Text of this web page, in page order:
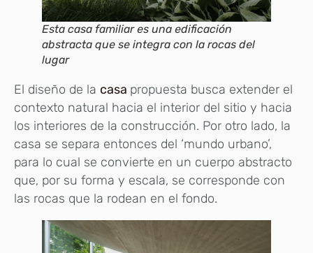
Esta casa familiar es una edificación
abstracta que se integra con la rocas del
lugar
El diseño de la casa propuesta busca extender el
contexto natural hacia el interior del sitio y hacia
los interiores de la construcción. Por otro lado, la
casa se separa entonces del ‘mundo urbano’,
para lo cual se convierte en un cuerpo abstracto
que, por su forma y escala, se corresponde con
las rocas que la rodean en el fondo.